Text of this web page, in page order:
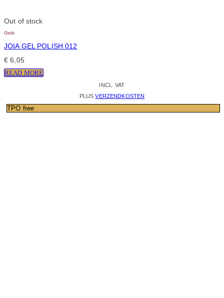
Out of stock
Gels
JOIA GEL POLISH 012
€ 6,05
READ MORE
INCL. VAT
PLUSVERZENDKOSTEN
TPO free